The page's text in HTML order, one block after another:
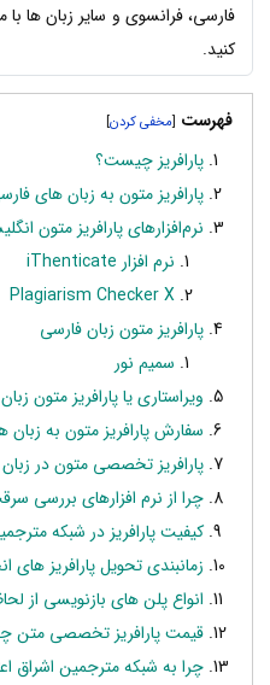
فارسی، فرانسوی و سایر زبان ها با
کنید.
فهرست [
]
پارافریز چیست؟
پارافریز متون به زبان های
نرم‌افزار‌های پارافریز متون
نرم افزار iThenticate
Plagiarism Checker X
پارافریز متون زبان فارسی
سمیم نور
ویراستاری یا پارافریز متون
سفارش پارافریز متون به
پارافریز تخصصی متون در
چرا از نرم افزارهای بررسی
کیفیت پارافریز در شبکه
زمانبندی تحویل پارافریز های
انواع پلن های بازنویسی از
قیمت پارافریز تخصصی متن
چرا به شبکه مترجمین اشراق